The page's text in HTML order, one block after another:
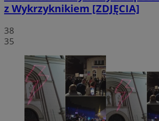
z Wykrzyknikiem [ZDJĘCIA]
38
35